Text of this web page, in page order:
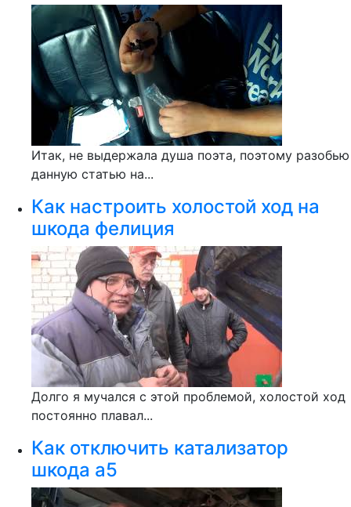
Итак, не выдержала душа поэта, поэтому разобью
данную статью на...
Как настроить холостой ход на
шкода фелиция
Долго я мучался с этой проблемой, холостой ход
постоянно плавал...
Как отключить катализатор
шкода а5